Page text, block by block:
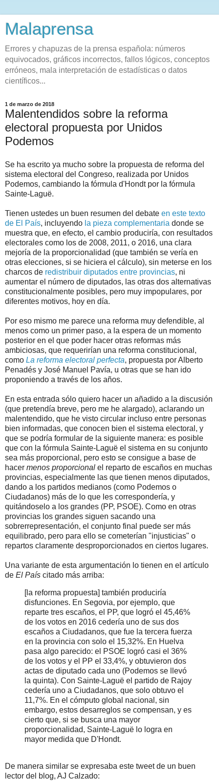
Malaprensa
Errores y chapuzas de la prensa española: números
equivocados, gráficos incorrectos, fallos lógicos, conceptos
erróneos, mala interpretación de estadísticas o datos
científicos...
1 de marzo de 2018
Malentendidos sobre la reforma
electoral propuesta por Unidos
Podemos
Se ha escrito ya mucho sobre la propuesta de reforma del
sistema electoral del Congreso, realizada por Unidos
Podemos, cambiando la fórmula d'Hondt por la fórmula
Sainte-Laguë.
Tienen ustedes un buen resumen del debate en este texto
de El País, incluyendo la pieza complementaria donde se
muestra que, en efecto, el cambio produciría, con resultados
electorales como los de 2008, 2011, o 2016, una clara
mejoría de la proporcionalidad (que también se vería en
otras elecciones, si se hiciera el cálculo), sin meterse en los
charcos de redistribuir diputados entre provincias, ni
aumentar el número de diputados, las otras dos alternativas
constitucionalmente posibles, pero muy impopulares, por
diferentes motivos, hoy en día.
Por eso mismo me parece una reforma muy defendible, al
menos como un primer paso, a la espera de un momento
posterior en el que poder hacer otras reformas más
ambiciosas, que requerirían una reforma constitucional,
como La reforma electoral perfecta, propuesta por Alberto
Penadés y José Manuel Pavía, u otras que se han ido
proponiendo a través de los años.
En esta entrada sólo quiero hacer un añadido a la discusión
(que pretendía breve, pero me he alargado), aclarando un
malentendido, que he visto circular incluso entre personas
bien informadas, que conocen bien el sistema electoral, y
que se podría formular de la siguiente manera: es posible
que con la fórmula Sainte-Laguë el sistema en su conjunto
sea más proporcional, pero esto se consigue a base de
hacer menos proporcional el reparto de escaños en muchas
provincias, especialmente las que tienen menos diputados,
dando a los partidos medianos (como Podemos o
Ciudadanos) más de lo que les correspondería, y
quitándoselo a los grandes (PP, PSOE). Como en otras
provincias los grandes siguen sacando una
sobrerrepresentación, el conjunto final puede ser más
equilibrado, pero para ello se cometerían "injusticias" o
repartos claramente desproporcionados en ciertos lugares.
Una variante de esta argumentación lo tienen en el artículo
de El País citado más arriba:
[la reforma propuesta] también produciría
disfunciones. En Segovia, por ejemplo, que
reparte tres escaños, el PP, que logró el 45,46%
de los votos en 2016 cedería uno de sus dos
escaños a Ciudadanos, que fue la tercera fuerza
en la provincia con solo el 15,32%. En Huelva
pasa algo parecido: el PSOE logró casi el 36%
de los votos y el PP el 33,4%, y obtuvieron dos
actas de diputado cada uno (Podemos se llevó
la quinta). Con Sainte-Laguë el partido de Rajoy
cedería uno a Ciudadanos, que solo obtuvo el
11,7%. En el cómputo global nacional, sin
embargo, estos desarreglos se compensan, y es
cierto que, si se busca una mayor
proporcionalidad, Sainte-Laguë lo logra en
mayor medida que D'Hondt.
De manera similar se expresaba este tweet de un buen
lector del blog, AJ Calzado: